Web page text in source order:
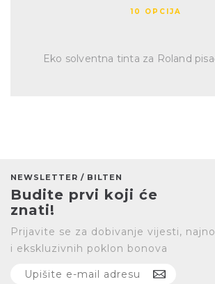
10 OPCIJA
Eko solventna tinta za Roland
NEWSLETTER / BILTEN
Budite prvi koji će
znati!
Prijavite se za dobivanje vijesti,
i ekskluzivnih poklon bonova